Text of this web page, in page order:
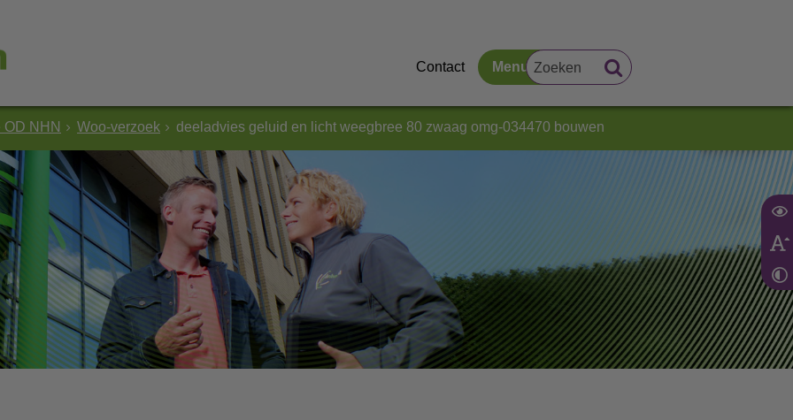
Contact Menu
OD NHN Woo-verzoek deeladvies geluid en licht weegbree 80 zwaag omg-034470 bouwen